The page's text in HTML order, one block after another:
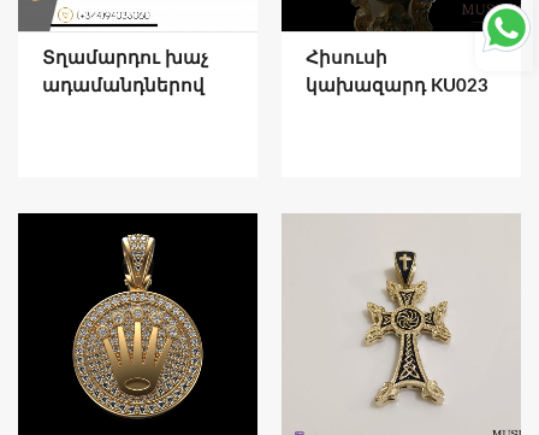
Տղամարդու խաչ
ադամանդներով
Հիսուսի
կախազարդ KU023